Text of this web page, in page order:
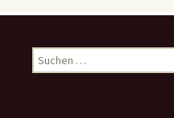
Suchen
nach: